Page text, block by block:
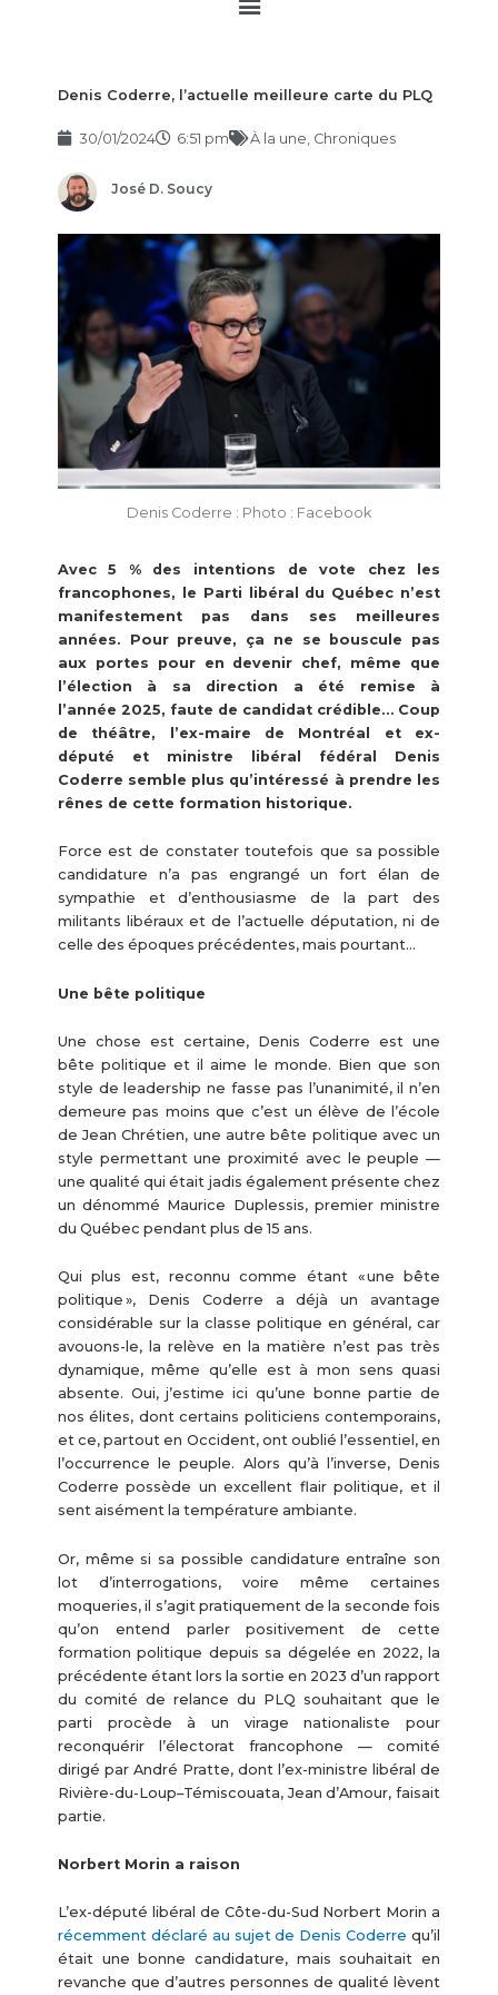
Denis Coderre, l’actuelle meilleure carte du PLQ
30/01/2024 6:51 pm À la une Chroniques
José D. Soucy
Denis Coderre : Photo : Facebook
Avec 5 % des intentions de vote chez les
francophones, le Parti libéral du Québec n’est
manifestement pas dans ses meilleures
années. Pour preuve, ça ne se bouscule pas
aux portes pour en devenir chef, même que
l’élection à sa direction a été remise à
l’année 2025, faute de candidat crédible… Coup
de théâtre, l’ex-maire de Montréal et ex-
député et ministre libéral fédéral Denis
Coderre semble plus qu’intéressé à prendre les
rênes de cette formation historique.
Force est de constater toutefois que sa possible
candidature n’a pas engrangé un fort élan de
sympathie et d’enthousiasme de la part des
militants libéraux et de l’actuelle députation, ni de
celle des époques précédentes, mais pourtant…
Une bête politique
Une chose est certaine, Denis Coderre est une
bête politique et il aime le monde. Bien que son
style de leadership ne fasse pas l’unanimité, il n’en
demeure pas moins que c’est un élève de l’école
de Jean Chrétien, une autre bête politique avec un
style permettant une proximité avec le peuple —
une qualité qui était jadis également présente chez
un dénommé Maurice Duplessis, premier ministre
du Québec pendant plus de 15 ans.
Qui plus est, reconnu comme étant « une bête
politique », Denis Coderre a déjà un avantage
considérable sur la classe politique en général, car
avouons-le, la relève en la matière n’est pas très
dynamique, même qu’elle est à mon sens quasi
absente. Oui, j’estime ici qu’une bonne partie de
nos élites, dont certains politiciens contemporains,
et ce, partout en Occident, ont oublié l’essentiel, en
l’occurrence le peuple. Alors qu’à l’inverse, Denis
Coderre possède un excellent flair politique, et il
sent aisément la température ambiante.
Or, même si sa possible candidature entraîne son
lot d’interrogations, voire même certaines
moqueries, il s’agit pratiquement de la seconde fois
qu’on entend parler positivement de cette
formation politique depuis sa dégelée en 2022, la
précédente étant lors la sortie en 2023 d’un rapport
du comité de relance du PLQ souhaitant que le
parti procède à un virage nationaliste pour
reconquérir l’électorat francophone — comité
dirigé par André Pratte, dont l’ex-ministre libéral de
Rivière-du-Loup–Témiscouata, Jean d’Amour, faisait
partie.
Norbert Morin a raison
L’ex-député libéral de Côte-du-Sud Norbert Morin a
récemment déclaré au sujet de Denis Coderre qu’il
était une bonne candidature, mais souhaitait en
revanche que d’autres personnes de qualité lèvent